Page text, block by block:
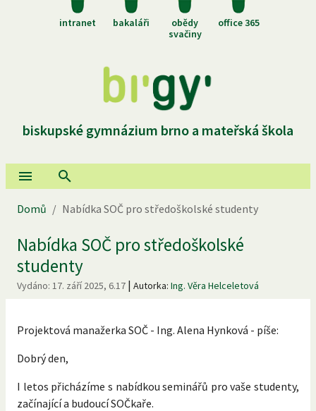
intranet bakaláři
obědy
svačiny
office 365
biskupské gymnázium brno a mateřská škola
Domů / Nabídka SOČ pro středoškolské studenty
Nabídka SOČ pro středoškolské
studenty
Vydáno: 17. září 2025, 6.17 | Autorka: Ing. Věra Helceletová
Projektová manažerka SOČ - Ing. Alena Hynková - píše:
Dobrý den,
I letos přicházíme s nabídkou seminářů pro vaše studenty,
začínající a budoucí SOČkaře.